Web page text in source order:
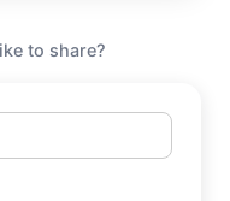
to share?